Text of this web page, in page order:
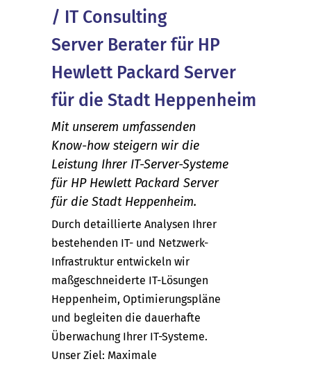
/ IT Consulting
Server Berater für HP
Hewlett Packard Server
für die Stadt Heppenheim
Mit unserem umfassenden
Know-how steigern wir die
Leistung Ihrer IT-Server-Systeme
für HP Hewlett Packard Server
für die Stadt Heppenheim.
Durch detaillierte Analysen Ihrer
bestehenden IT- und Netzwerk-
Infrastruktur entwickeln wir
maßgeschneiderte IT-Lösungen
Heppenheim, Optimierungspläne
und begleiten die dauerhafte
Überwachung Ihrer IT-Systeme.
Unser Ziel: Maximale